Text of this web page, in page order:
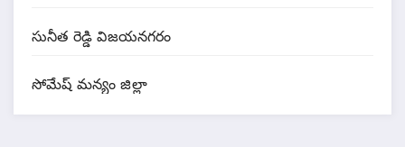
సునీత రెడ్డి విజయనగరం
సోమేష్ మన్యం జిల్లా